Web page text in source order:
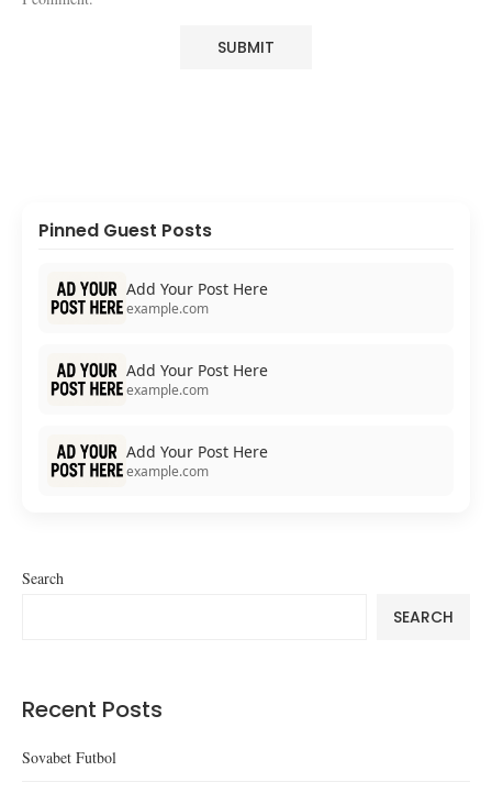
Pinned Guest Posts
Add Your Post Here
example.com
Add Your Post Here
example.com
Add Your Post Here
example.com
Search
SEARCH
Recent Posts
Sovabet Futbol